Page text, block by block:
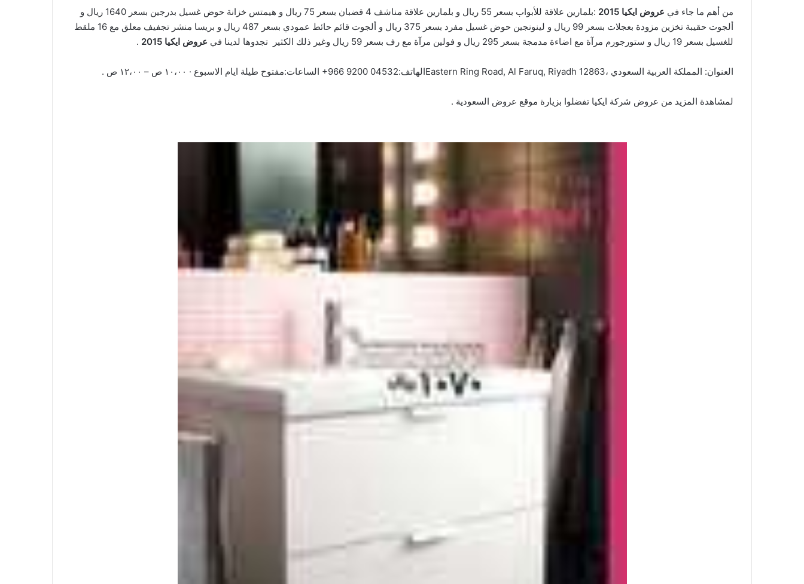
من أهم ما جاء في عروض ايكيا 2015
:بلمارين علاقة للأبواب بسعر 55 ريال و بلمارين علاقة مناشف 4 قضبان بسعر 75 ريال و هيمتس خزانة حوض غسيل بدرجين بسعر 1640 ريال و
ألجوت حقيبة تخزين مزودة بعجلات بسعر 99 ريال و لينونجين حوض غسيل مفرد بسعر 375 ريال و ألجوت قائم حائط عمودي بسعر 487 ريال و بريسا منشر تجفيف معلق مع 16 ملقط
للغسيل بسعر 19 ريال و ستورجورم مرآة مع اضاءة مدمجة بسعر 295 ريال و فولين مرآة مع رف بسعر 59 ريال وغير ذلك الكثير تجدوها لدينا في
عروض ايكيا 2015 .
العنوان: Eastern Ring Road, Al Faruq, Riyadh 12863، المملكة العربية السعودي الهاتف:+966 9200 04532 الساعات:مفتوح طيلة ايام الاسبوع · ١٠،٠٠ ص – ١٢،٠٠ ص .
لمشاهدة المزيد من عروض شركة ايكيا تفضلوا بزيارة موقع عروض السعودية .